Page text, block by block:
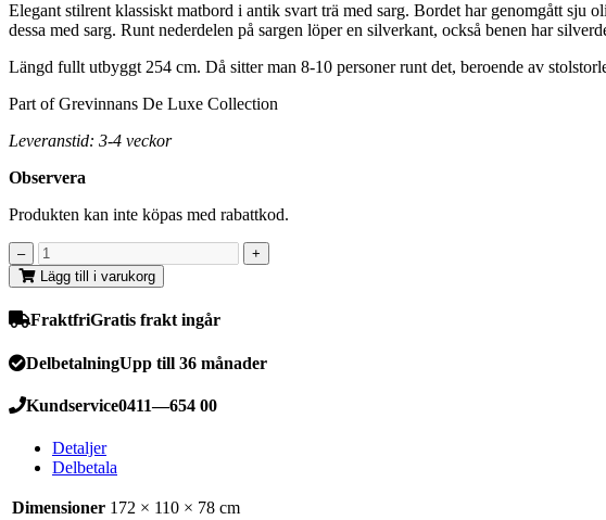
Elegant stilrent klassiskt matbord i antik svart trä med sarg. Bordet har genomgått
dessa med sarg. Runt nederdelen på sargen löper en silverkant, också benen har
Längd fullt utbyggt 254 cm. Då sitter man 8-10 personer runt det, beroende av
Part of Grevinnans De Luxe Collection
Leveranstid: 3-4 veckor
Observera
Produkten kan inte köpas med rabattkod.
Lägg till i varukorg
FraktfriGratis frakt ingår
DelbetalningUpp till 36 månader
Kundservice0411—654 00
Detaljer
Delbetala
Dimensioner 172 × 110 × 78 cm